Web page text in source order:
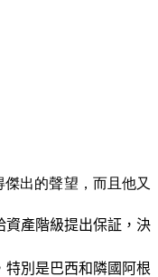
出的聲望，而且他又
資產階級提出保証，決
特別是巴西和 隣國阿根